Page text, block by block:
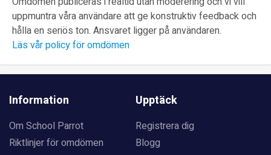
uppmuntra våra användare att ge konstruktiv feedback och
hålla en seriös ton. Ansvaret ligger på användaren.
Läs vår policy för omdömen
Information
Om School Parrot
Riktlinjer för omdömen
Upptäck
Registrera dig
Blogg